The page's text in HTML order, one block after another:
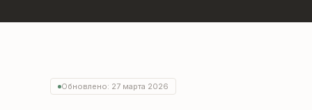
Обновлено: 27 марта 2026